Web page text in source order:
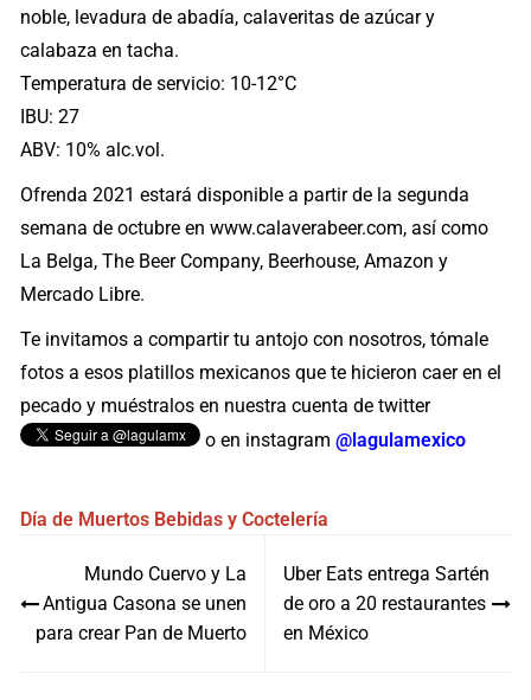
noble, levadura de abadía, calaveritas de azúcar y
calabaza en tacha.
Temperatura de servicio: 10-12°C
IBU: 27
ABV: 10% alc.vol.
Ofrenda 2021 estará disponible a partir de la segunda
semana de octubre en www.calaverabeer.com, así como
La Belga, The Beer Company, Beerhouse, Amazon y
Mercado Libre.
Te invitamos a compartir tu antojo con nosotros, tómale
fotos a esos platillos mexicanos que te hicieron caer en el
pecado y muéstralos en nuestra cuenta de twitter
o en instagram@lagulamexico
Día de Muertos Bebidas y Coctelería
de
entradas
Mundo Cuervo y La
Antigua Casona se unen
para crear Pan de Muerto
Uber Eats entrega Sartén
de oro a 20 restaurantes
en México